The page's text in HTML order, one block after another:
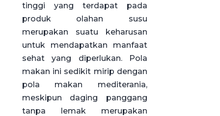
tinggi yang terdapat pada
produk olahan susu
merupakan suatu keharusan
untuk mendapatkan manfaat
sehat yang diperlukan. Pola
makan ini sedikit mirip dengan
pola makan mediterania,
meskipun daging panggang
tanpa lemak merupakan